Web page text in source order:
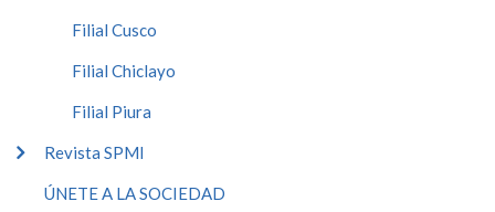
Filial Cusco
Filial Chiclayo
Filial Piura
Revista SPMI
ÚNETE A LA SOCIEDAD